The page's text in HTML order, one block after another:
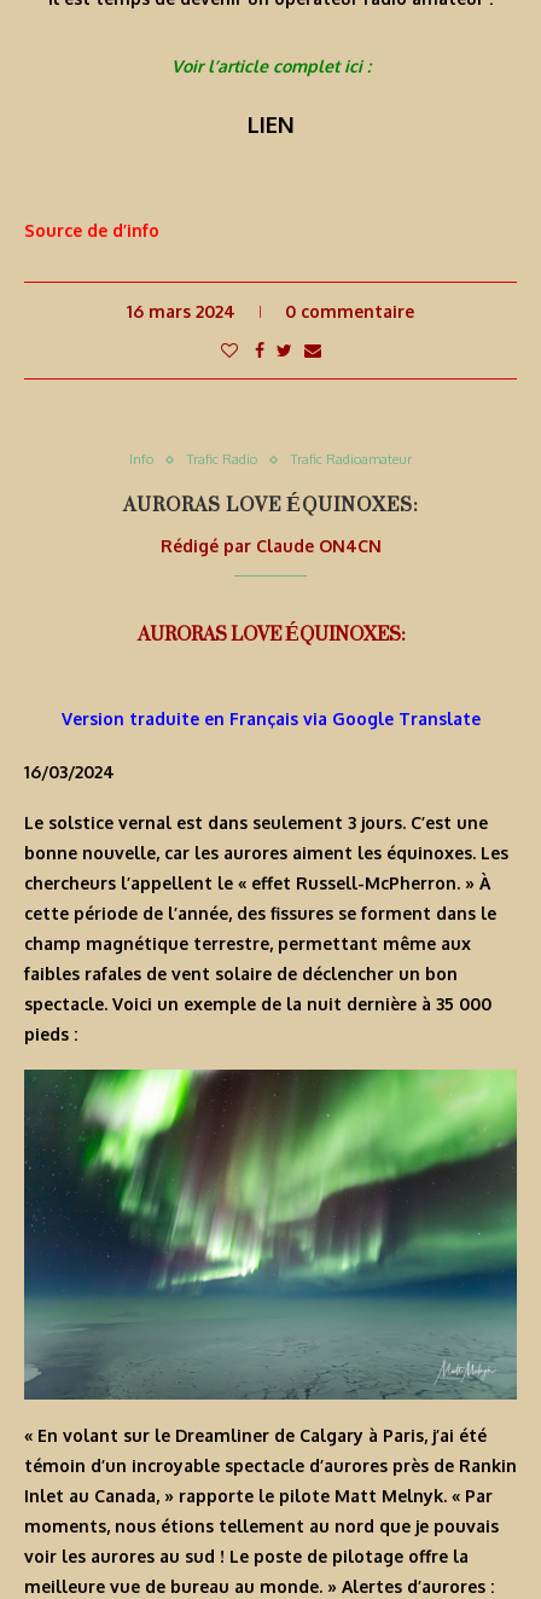
Voir l’article complet ici :
LIEN
Source de d’info
16 mars 2024 0 commentaire
Info Trafic Radio Trafic Radioamateur
AURORAS LOVE ÉQUINOXES:
Rédigé par Claude ON4CN
AURORAS LOVE ÉQUINOXES:
Version traduite en Français via Google Translate
16/03/2024
Le solstice vernal est dans seulement 3 jours. C’est une
bonne nouvelle, car les aurores aiment les équinoxes. Les
chercheurs l’appellent le « effet Russell-McPherron. » À
cette période de l’année, des fissures se forment dans le
champ magnétique terrestre, permettant même aux
faibles rafales de vent solaire de déclencher un bon
spectacle. Voici un exemple de la nuit dernière à 35 000
pieds :
« En volant sur le Dreamliner de Calgary à Paris, j’ai été
témoin d’un incroyable spectacle d’aurores près de Rankin
Inlet au Canada, » rapporte le pilote Matt Melnyk. « Par
moments, nous étions tellement au nord que je pouvais
voir les aurores au sud ! Le poste de pilotage offre la
meilleure vue de bureau au monde. » Alertes d’aurores :